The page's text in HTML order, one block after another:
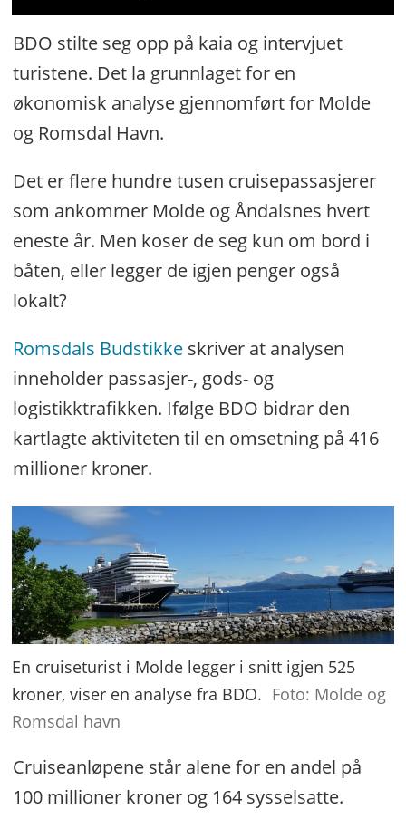
BDO stilte seg opp på kaia og intervjuet
turistene. Det la grunnlaget for en
økonomisk analyse gjennomført for Molde
og Romsdal Havn.
Det er flere hundre tusen cruisepassasjerer
som ankommer Molde og Åndalsnes hvert
eneste år. Men koser de seg kun om bord i
båten, eller legger de igjen penger også
lokalt?
Romsdals Budstikkeskriver at analysen
inneholder passasjer-, gods- og
logistikktrafikken. Ifølge BDO bidrar den
kartlagte aktiviteten til en omsetning på 416
millioner kroner.
En cruiseturist i Molde legger i snitt igjen 525
kroner, viser en analyse fra BDO. Foto: Molde og
Romsdal havn
Cruiseanløpene står alene for en andel på
100 millioner kroner og 164 sysselsatte.